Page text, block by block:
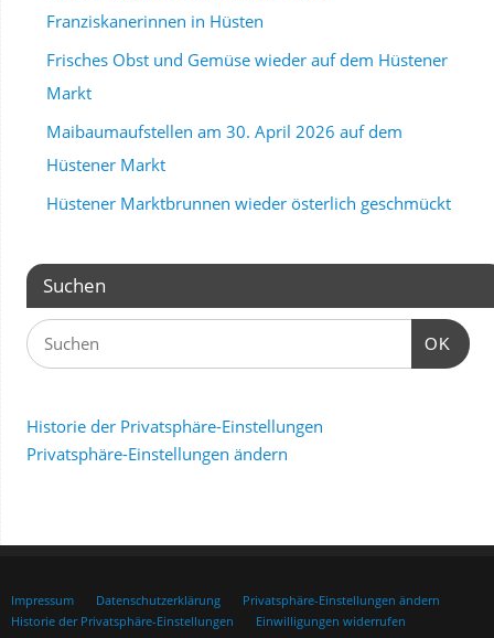
Franziskanerinnen in Hüsten
Frisches Obst und Gemüse wieder auf dem Hüstener
Markt
Maibaumaufstellen am 30. April 2026 auf dem
Hüstener Markt
Hüstener Marktbrunnen wieder österlich geschmückt
Suchen
OK
Historie der Privatsphäre-Einstellungen
Privatsphäre-Einstellungen ändern
Impressum Datenschutzerklärung
Privatsphäre-Einstellungen ändern
Historie der Privatsphäre-Einstellungen
Einwilligungen widerrufen